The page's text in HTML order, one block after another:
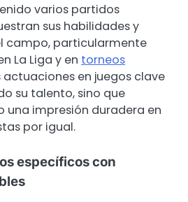
varios partidos
sus habilidades y
campo, particularmente
La Liga y en torneos
actuaciones en juegos clave
su talento, sino que
una impresión duradera en
por igual.
específicos con